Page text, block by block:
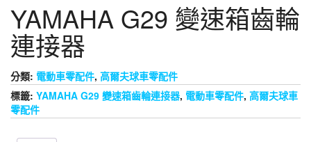
YAMAHA G29 變速箱齒輪
連接器
分類: 電動車零配件, 高爾夫球車零配件
標籤: YAMAHA G29 變速箱齒輪連接器, 電動車零配件, 高爾夫球車
零配件